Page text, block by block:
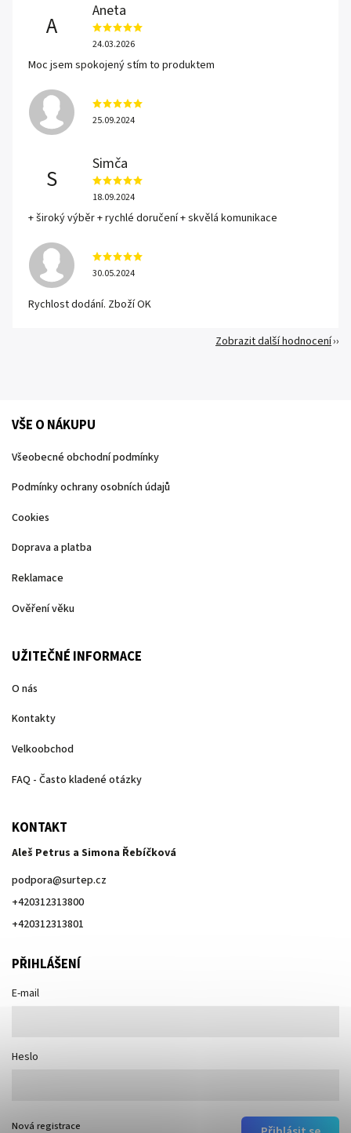
A
Aneta
24.03.2026
Moc jsem spokojený stím to produktem
25.09.2024
S
Simča
18.09.2024
+ široký výběr + rychlé doručení + skvělá komunikace
30.05.2024
Rychlost dodání. Zboží OK
Zobrazit další hodnocení
VŠE O NÁKUPU
Všeobecné obchodní podmínky
Podmínky ochrany osobních údajů
Cookies
Doprava a platba
Reklamace
Ověření věku
UŽITEČNÉ INFORMACE
O nás
Kontakty
Velkoobchod
FAQ - Často kladené otázky
KONTAKT
Aleš Petrus a Simona Řebíčková
podpora@surtep.cz
+420312313800
+420312313801
PŘIHLÁŠENÍ
E-mail
Heslo
Nová registrace